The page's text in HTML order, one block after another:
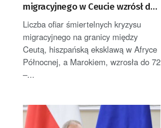
migracyjnego w Ceucie wzrósł do
72
Liczba ofiar śmiertelnych kryzysu
migracyjnego na granicy między
Ceutą, hiszpańską eksklawą w Afryce
Północnej, a Marokiem, wzrosła do 72
–...